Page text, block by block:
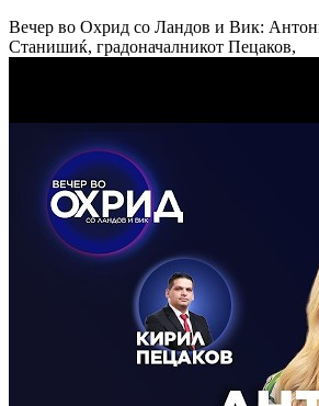
Вечер во Охрид со Ландов и Вик:
Станишиќ, градоначалникот Пецаков,